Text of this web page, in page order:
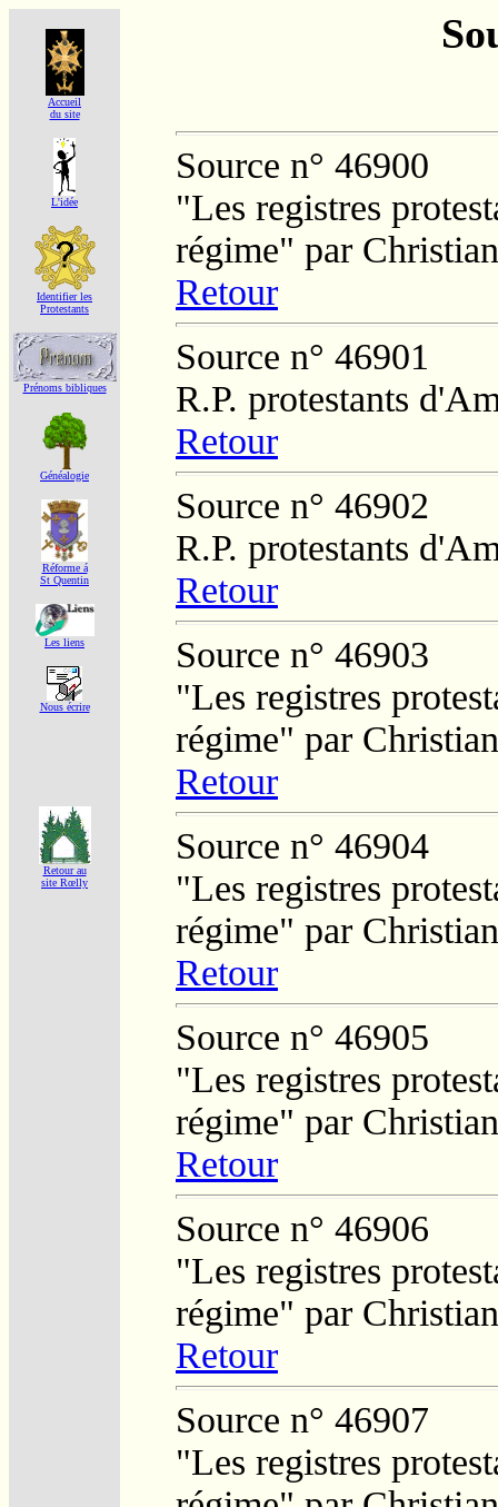
Accueil
du site
L'idée
Identifier les
Protestants
Prénoms bibliques
Généalogie
Réforme á
St Quentin
Les liens
Nous écrire
Retour au
site Rœlly
Source n° 46900
"Les registres
régime" par
Retour
Source n° 46901
R.P. protestants
Retour
Source n° 46902
R.P. protestants
Retour
Source n° 46903
"Les registres
régime" par
Retour
Source n° 46904
"Les registres
régime" par
Retour
Source n° 46905
"Les registres
régime" par
Retour
Source n° 46906
"Les registres
régime" par
Retour
Source n° 46907
"Les registres